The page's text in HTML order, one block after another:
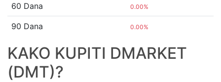
60 Dana 0.00%
90 Dana 0.00%
KAKO KUPITI DMARKET
(DMT)?